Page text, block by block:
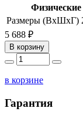
Физические
Размеры (ВхШхГ)
5 688 ₽
В корзину
в корзине
Гарантия